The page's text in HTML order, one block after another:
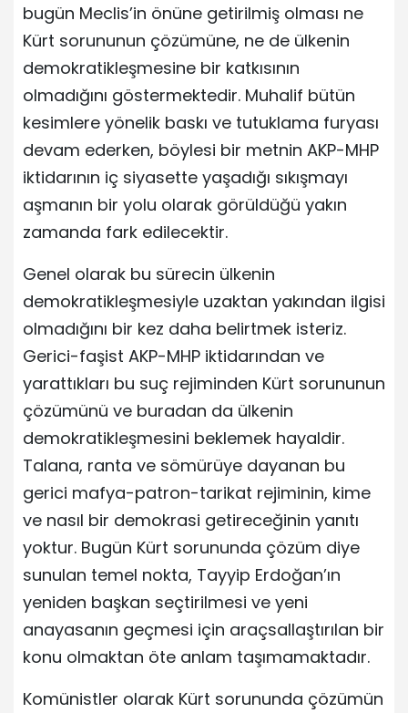
bugün Meclis’in önüne getirilmiş olması ne
Kürt sorununun çözümüne, ne de ülkenin
demokratikleşmesine bir katkısının
olmadığını göstermektedir. Muhalif bütün
kesimlere yönelik baskı ve tutuklama furyası
devam ederken, böylesi bir metnin AKP-MHP
iktidarının iç siyasette yaşadığı sıkışmayı
aşmanın bir yolu olarak görüldüğü yakın
zamanda fark edilecektir.
Genel olarak bu sürecin ülkenin
demokratikleşmesiyle uzaktan yakından ilgisi
olmadığını bir kez daha belirtmek isteriz.
Gerici-faşist AKP-MHP iktidarından ve
yarattıkları bu suç rejiminden Kürt sorununun
çözümünü ve buradan da ülkenin
demokratikleşmesini beklemek hayaldir.
Talana, ranta ve sömürüye dayanan bu
gerici mafya-patron-tarikat rejiminin, kime
ve nasıl bir demokrasi getireceğinin yanıtı
yoktur. Bugün Kürt sorununda çözüm diye
sunulan temel nokta, Tayyip Erdoğan’ın
yeniden başkan seçtirilmesi ve yeni
anayasanın geçmesi için araçsallaştırılan bir
konu olmaktan öte anlam taşımamaktadır.
Komünistler olarak Kürt sorununda çözümün